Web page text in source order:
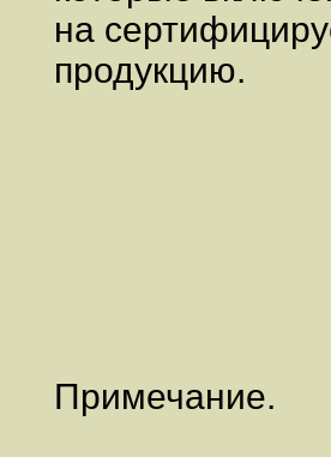
на
продукцию.
Примечание.